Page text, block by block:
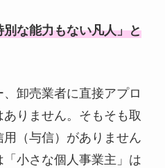
な能力もない凡人」と
卸売業者に直接アプロ
りません。そもそも取
（与信）がありません
小さな個人事業主」は